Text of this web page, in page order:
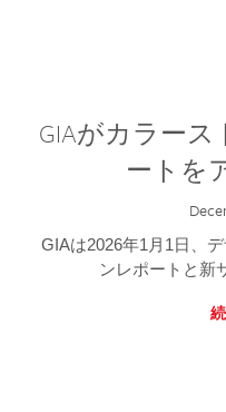
GIAがカラー
ートを
GIAは2026年1月1日、
ンレポートと新